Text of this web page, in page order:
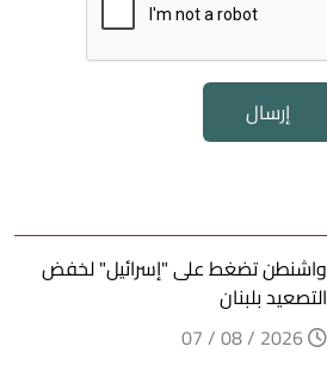
إرسال
واشنطن تضغط على "إسرائيل" لخفض
التصعيد بلبنان